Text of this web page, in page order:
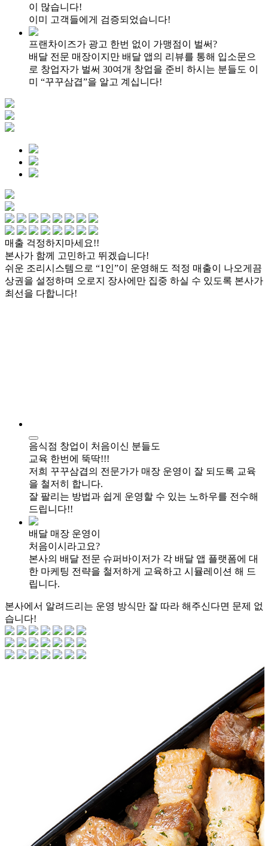
이 많습니다!
이미 고객들에게 검증되었습니다!
프랜차이즈가 광고 한번 없이
가맹점이 벌써?
배달 전문 매장이지만 배달 앱의 리뷰를 통해 입소문으
로 창업자가 벌써 30여개 창업을 준비
하시는 분들도 이
미 “꾸꾸삼겹”을 알고 계십니다!
매출 걱정하지마세요!!
본사가 함께 고민하고 뛰겠습니다!
쉬운 조리시스템으로 “1인”이 운영해도 적정 매출이 나오게끔
상권을 설정하며 오로지 장사에만 집중 하실 수 있도록 본사가
최선을 다합니다!
음식점 창업이 처음이신 분들도
교육 한번에 뚝딱!!!
저희 꾸꾸삼겹의 전문가가 매장 운영이 잘 되도록 교육
을 철저히 합니다.
잘 팔리는 방법과 쉽게 운영할 수 있는 노하우를 전수해
드립니다!!
배달 매장 운영이
처음이시라고요?
본사의 배달 전문 슈퍼바이저가 각 배달 앱 플랫폼에 대
한 마케팅 전략을 철저하게 교육하고 시뮬레이션 해 드
립니다.
본사에서 알려드리는 운영 방식만 잘 따라 해주신다면 문제 없
습니다!